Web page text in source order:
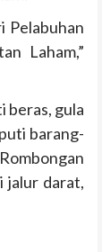
Pelabuhan
Laham,”
beras, gula
barang-
jalur darat,